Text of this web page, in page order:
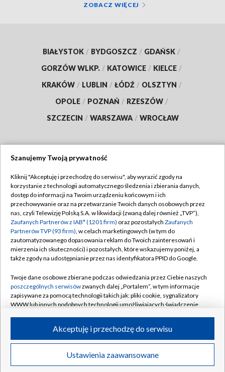
ZOBACZ WIĘCEJ
BIAŁYSTOK / BYDGOSZCZ / GDAŃSK /
GORZÓW WLKP. / KATOWICE / KIELCE /
KRAKÓW / LUBLIN / ŁÓDŹ / OLSZTYN /
OPOLE / POZNAŃ / RZESZÓW /
SZCZECIN / WARSZAWA / WROCŁAW
TVP
Abonament TVP
Emisja w TVP
Centrum informacji TVP
Naziemna Telewizja Cyfrowa
Rada Programowa
System NOS
Informacje o nadawcy
Program dla prasy
Ogłoszenie przetargowe
Regulamin TVP
Polityka prywatności
Moje zgody
Pomoc
Kontakt
Kanały
©2026 Telewizja Polska S.A. w likwidacji
Szanujemy Twoją prywatność
Kliknij "Akceptuję i przechodzę do serwisu", aby wyrazić zgody na
korzystanie z technologii automatycznego śledzenia i zbierania danych,
dostęp do informacji na Twoim urządzeniu końcowym i ich
przechowywanie oraz na przetwarzanie Twoich danych osobowych przez
nas, czyli Telewizję Polską S.A. w likwidacji (zwaną dalej również „TVP”),
Zaufanych Partnerów z IAB* (1201 firm) oraz pozostałych Zaufanych
Partnerów TVP (93 firm), w celach marketingowych (w tym do
zautomatyzowanego dopasowania reklam do Twoich zainteresowań i
mierzenia ich skuteczności) i pozostałych, które wskazujemy poniżej, a
także zgody na udostępnianie przez nas identyfikatora PPID do Google.
Twoje dane osobowe zbierane podczas odwiedzania przez Ciebie naszych
poszczególnych serwisówzwanych dalej „Portalem”, w tym informacje
zapisywane za pomocą technologii takich jak: pliki cookie, sygnalizatory
WWW lub innych podobnych technologii umożliwiających świadczenie
ruchu w Internecie.
Twoje dane osobowe zbierane podczas odwiedzania przez Ciebie
poszczególnych serwisówna Portalu, takie jak adresy IP, identyfikatory
Ustawienia zaawansowane
Akceptuję i przechodzę do serwisu